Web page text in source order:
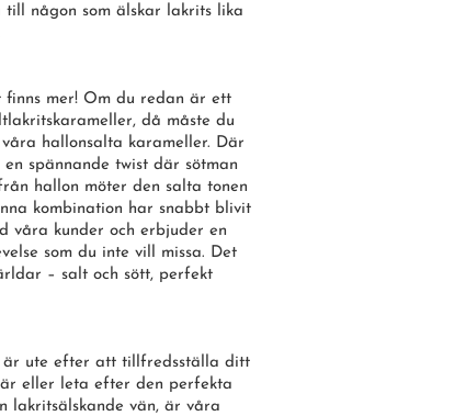
någon som älskar lakrits lika
finns mer! Om du redan är ett
då måste du
hallonsalta karameller. Där
spännande twist där sötman
hallon möter den salta tonen
kombination har snabbt blivit
våra kunder och erbjuder en
som du inte vill missa. Det
– salt och sött, perfekt
är ute efter att tillfredsställa ditt
eller leta efter den perfekta
lakritsälskande vän, är våra